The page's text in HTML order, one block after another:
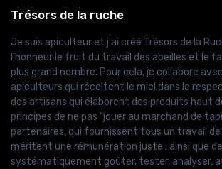
Trésors de la ruche
Je suis apiculteur et j'ai créé Trésors de la
l'honneur le fruit du travail des abeilles et le
plus grand nombre. Pour cela, je collabore
apiculteurs qui récoltent le miel dans le
des artisans qui élaborent des produits haut
principes de ne pas "jouer au marchand de
partenaires, qui fournissent tous un travail
méritent une rémunération juste ; ainsi que de
systématiquement goûter, tester, analyser,